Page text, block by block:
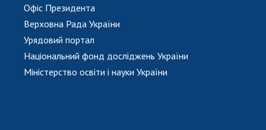
Міжнародні програми та конкурси
ДОКУМЕНТИ
Нормативні акти НАН України
Державний бюджет НАН України
Офіс Президента
Верховна Рада України
Урядовий портал
Національний фонд досліджень України
Міністерство освіти і науки України